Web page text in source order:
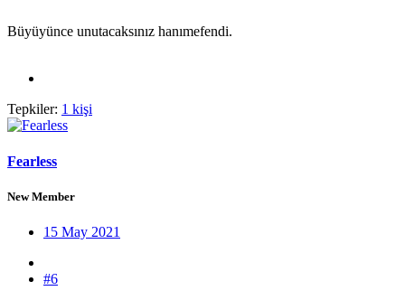
Büyüyünce unutacaksınız hanımefendi.
Tepkiler: 1 kişi
Fearless
New Member
15 May 2021
#6